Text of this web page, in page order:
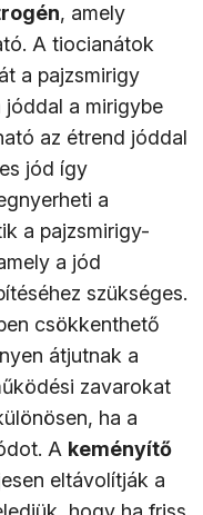
, amely
A tiocianátok
a pajzsmirigy
jóddal a mirigybe
az étrend jóddal
jód így
a
a pajzsmirigy-
a jód
szükséges.
csökkenthető
átjutnak a
zavarokat
ha a
A keményítő
eltávolítják a